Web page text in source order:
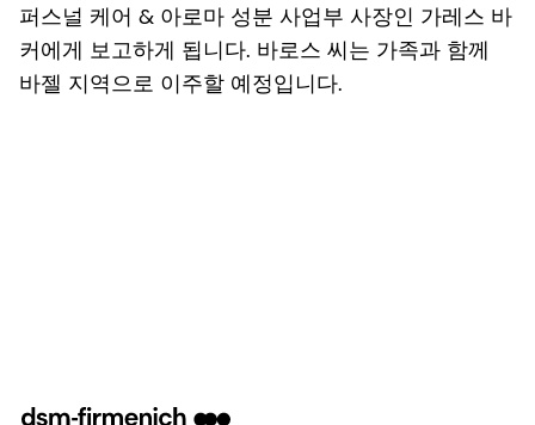
퍼스널 케어 & 아로마 성분 사업부 사장인 가레스 바
커에게 보고하게 됩니다. 바로스 씨는 가족과 함께
바젤 지역으로 이주할 예정입니다.